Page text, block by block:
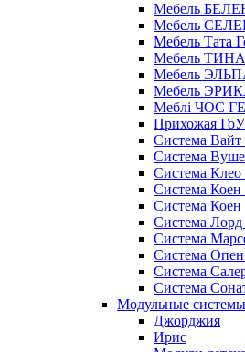
Мебель
Мебель
Мебель Тата
Мебель ТИНА
Мебель
Мебель
Меблі ЧОС
Прихожая ГоУ
Система Вайт
Система
Система Клео
Система Коен
Система
Система Лорд
Система
Система Опен
Система
Система
Модульные
Джорджия
Ирис